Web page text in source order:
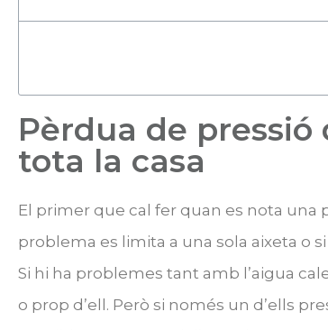
Pèrdua de pressió
tota la casa​
El primer que cal fer quan es nota una
problema es limita a una sola aixeta o
Si hi ha problemes tant amb l’aigua
o prop d’ell. Però si només un d’ells